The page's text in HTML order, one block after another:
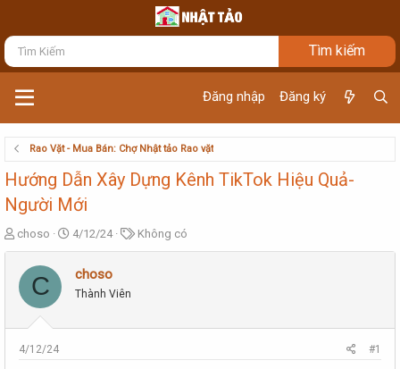
Đăng nhập Đăng ký
Rao Vặt - Mua Bán: Chợ Nhật tảo Rao vặt
Hướng Dẫn Xây Dựng Kênh TikTok Hiệu Quả-
Người Mới
T
h
e
a
s
choso
N
g
y
g
i
4/12/24
T
ừ
Không có
C choso
Thành Viên
4/12/24 #1